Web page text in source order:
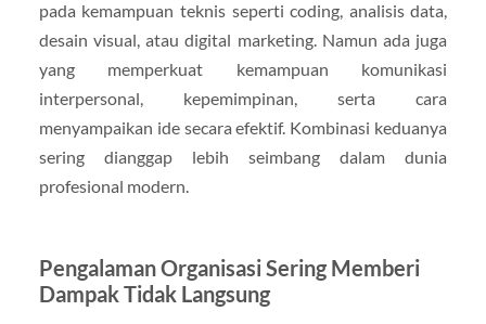
pada kemampuan teknis seperti coding, analisis data,
desain visual, atau digital marketing. Namun ada juga
yang memperkuat kemampuan komunikasi
interpersonal, kepemimpinan, serta cara
menyampaikan ide secara efektif. Kombinasi keduanya
sering dianggap lebih seimbang dalam dunia
profesional modern.
Pengalaman Organisasi Sering Memberi
Dampak Tidak Langsung